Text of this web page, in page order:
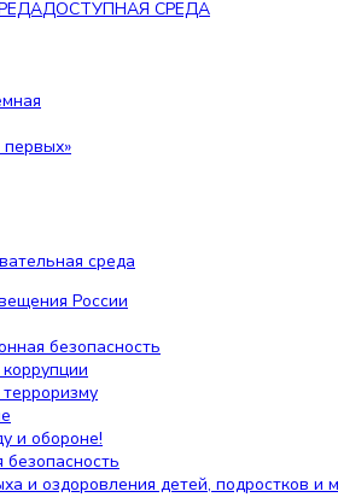
среда
России
безопасность
и обороне!
безопасность
и оздоровления детей, подростков и
России
ДОСТУПНАЯ СРЕДА
среда
России
безопасность
и обороне!
и оздоровления детей, подростков